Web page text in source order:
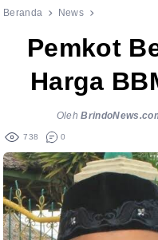
Beranda News
Pemkot
Harga
Oleh
738 0